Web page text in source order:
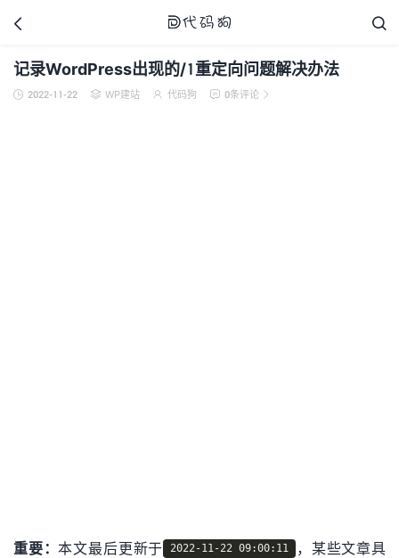

 
记录WordPress出现的/1重定向问题解决办法
 2022-11-22  WP建站  代码狗  0条评论 
重要：本文最后更新于 2022-11-22 09:00:11
，某些文章具